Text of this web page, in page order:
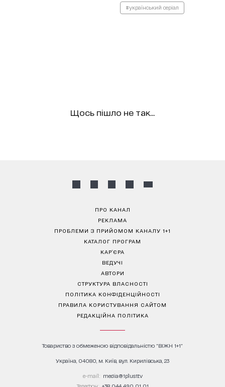
#український серіал
Щось пішло не так...
ПРО КАНАЛ
РЕКЛАМА
ПРОБЛЕМИ З ПРИЙОМОМ КАНАЛУ 1+1
КАТАЛОГ ПРОГРАМ
КАР’ЄРА
ВЕДУЧІ
АВТОРИ
СТРУКТУРА ВЛАСНОСТІ
ПОЛІТИКА КОНФІДЕНЦІЙНОСТІ
ПРАВИЛА КОРИСТУВАННЯ САЙТОМ
РЕДАКЦІЙНА ПОЛІТИКА
Товариство з обмеженою відповідальністю "ВІЖН 1+1"
Україна, 04080, м. Київ, вул. Кирилівська, 23
е-mail: media@1plus1.tv
Телефон: +38 044 490 01 01